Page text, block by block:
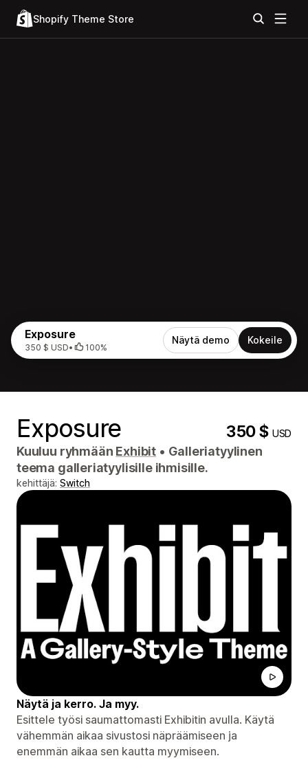
Shopify Theme Store
Exposure
350 $ USD• 100%
Näytä demo Kokeile
Exposure 350 $USD
Kuuluu ryhmään Exhibit • Galleriatyylinen
teema galleriatyylisille ihmisille.
kehittäjä: Switch
Näytä ja kerro. Ja myy.
Esittele työsi saumattomasti Exhibitin avulla. Käytä
vähemmän aikaa sivustosi näpräämiseen ja
enemmän aikaa sen kautta myymiseen.